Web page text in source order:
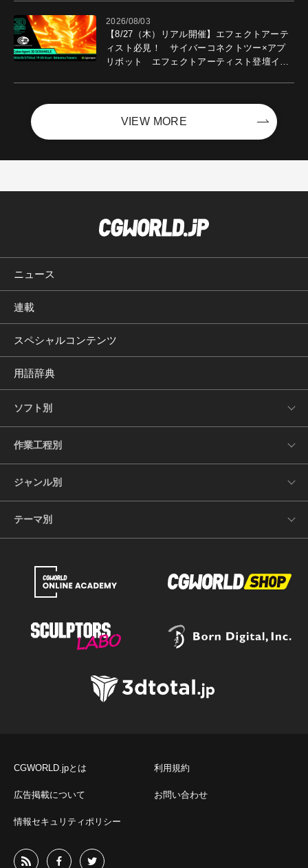
2026/08/03
【8/27（木）リアル開催】エフェクトアーテ
ィスト必見！ サイバーコネクトツー×アプ
リボット エフェクトアーティスト登壇イベ
VIEW MORE
ニュース
連載
スペシャルコンテンツ
用語辞典
ソフト別
作業工程別
ジャンル別
テーマ別
CGWORLD.jpとは 利用規約
広告掲載について お問い合わせ
情報セキュリティポリシー